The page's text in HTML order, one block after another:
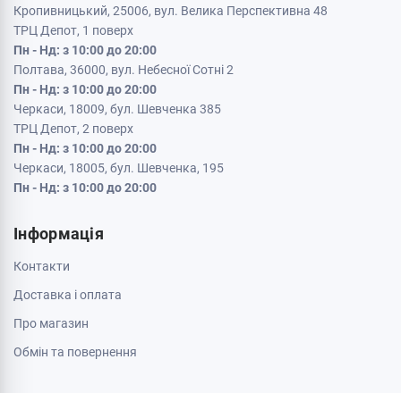
Кропивницький, 25006, вул. Велика Перспективна 48
ТРЦ Депот, 1 поверх
Пн - Нд: з 10:00 до 20:00
Полтава, 36000, вул. Небесної Сотні 2
Пн - Нд: з 10:00 до 20:00
Черкаси, 18009, бул. Шевченка 385
ТРЦ Депот, 2 поверх
Пн - Нд: з 10:00 до 20:00
Черкаси, 18005, бул. Шевченка, 195
Пн - Нд: з 10:00 до 20:00
Інформація
Контакти
Доставка і оплата
Про магазин
Обмін та повернення